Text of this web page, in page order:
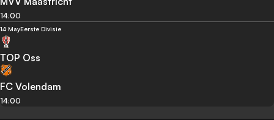
14:00
14 MayEerste Divisie
TOP Oss
FC Volendam
14:00